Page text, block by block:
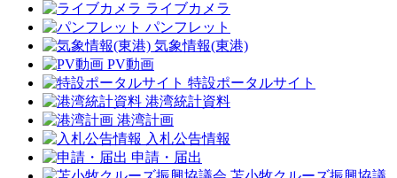
ライブカメラ
パンフレット
気象情報(東港)
PV動画
特設ポータルサイト
港湾統計資料
港湾計画
入札公告情報
申請・届出